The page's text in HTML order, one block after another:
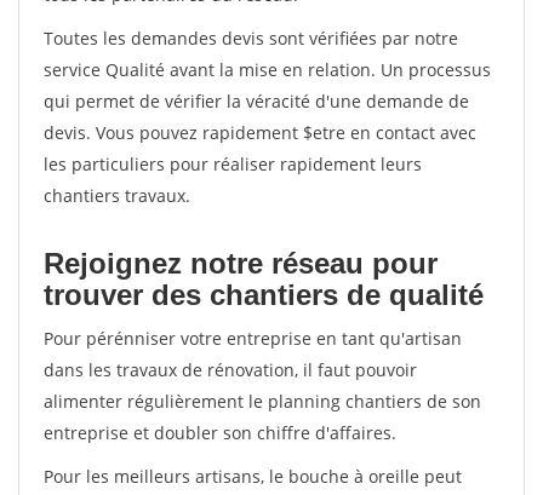
Toutes les demandes devis sont vérifiées par notre
service Qualité avant la mise en relation. Un processus
qui permet de vérifier la véracité d'une demande de
devis. Vous pouvez rapidement $etre en contact avec
les particuliers pour réaliser rapidement leurs
chantiers travaux.
Rejoignez notre réseau pour
trouver des chantiers de qualité
Pour pérénniser votre entreprise en tant qu'artisan
dans les travaux de rénovation, il faut pouvoir
alimenter régulièrement le planning chantiers de son
entreprise et doubler son chiffre d'affaires.
Pour les meilleurs artisans, le bouche à oreille peut